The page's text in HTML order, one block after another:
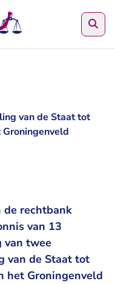
van de Staat tot
de rechtbank
van 13
van twee
van de Staat tot
het Groningenveld